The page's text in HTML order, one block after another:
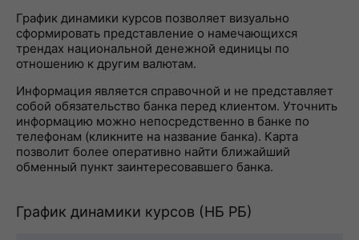
График динамики курсов позволяет визуально
сформировать представление о намечающихся
трендах национальной денежной единицы по
отношению к другим валютам.
Информация является справочной и не представляет
собой обязательство банка перед клиентом. Уточнить
информацию можно непосредственно в банке по
телефонам (кликните на название банка). Карта
позволит более оперативно найти ближайший
обменный пункт заинтересовавшего банка.
График динамики курсов (НБ РБ)